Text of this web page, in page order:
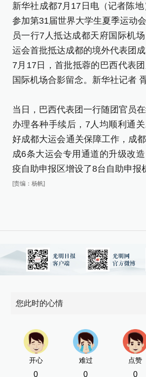
新华社成都7月17日电（记者陈地
参加第31届世界大学生夏季运动
员一行7人抵达成都天府国际机
运会首批抵达成都的境外代表团成
7月17日，首批抵蓉的巴西代表
国际机场合影留念。新华社记者
当日，巴西代表团一行随团官员
办理各种手续后，7人均顺利通
好成都大运会通关保障工作，成
成6条大运会专用通道的升级改
疫自助申报区增设了8台自助申报
[责编：杨帆]
您此时的心情
开心
0
难过
0
点赞
0